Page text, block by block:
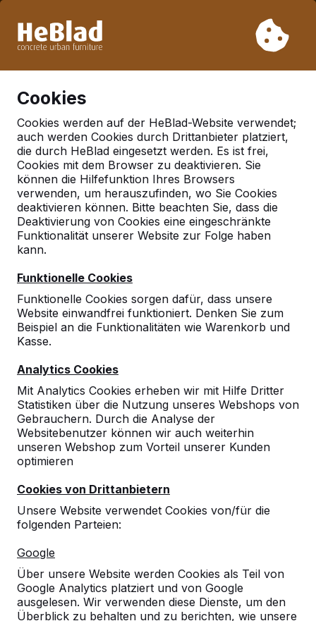
Woche 33 nicht. Bitte berücksichtigen Sie daher längere
Cookies
Cookies werden auf der HeBlad-Website verwendet;
auch werden Cookies durch Drittanbieter platziert,
die durch HeBlad eingesetzt werden. Es ist frei,
Cookies mit dem Browser zu deaktivieren. Sie
können die Hilfefunktion Ihres Browsers
verwenden, um herauszufinden, wo Sie Cookies
deaktivieren können. Bitte beachten Sie, dass die
Deaktivierung von Cookies eine eingeschränkte
Funktionalität unserer Website zur Folge haben
kann.
Funktionelle Cookies
Funktionelle Cookies sorgen dafür, dass unsere
Website einwandfrei funktioniert. Denken Sie zum
Beispiel an die Funktionalitäten wie Warenkorb und
Kasse.
Analytics Cookies
Mit Analytics Cookies erheben wir mit Hilfe Dritter
Statistiken über die Nutzung unseres Webshops von
Gebrauchern. Durch die Analyse der
Websitebenutzer können wir auch weiterhin
unseren Webshop zum Vorteil unserer Kunden
optimieren
Cookies von Drittanbietern
Unsere Website verwendet Cookies von/für die
folgenden Parteien:
Google
Über unsere Website werden Cookies als Teil von
Google Analytics platziert und von Google
ausgelesen. Wir verwenden diese Dienste, um den
Überblick zu behalten und zu berichten, wie unsere
Deutschland
Referenties in:Lippstadt
10
reibungslos. Herzlichen Dank!
Ute van der Wal
17-02-2022